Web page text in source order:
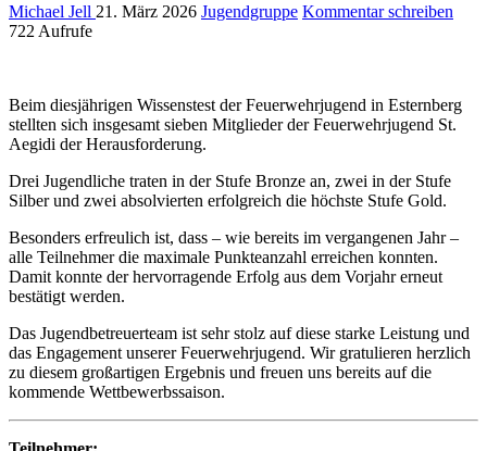
Michael Jell 21. März 2026 Jugendgruppe Kommentar schreiben
722 Aufrufe
Beim diesjährigen Wissenstest der Feuerwehrjugend in Esternberg
stellten sich insgesamt sieben Mitglieder der Feuerwehrjugend St.
Aegidi der Herausforderung.
Drei Jugendliche traten in der Stufe Bronze an, zwei in der Stufe
Silber und zwei absolvierten erfolgreich die höchste Stufe Gold.
Besonders erfreulich ist, dass – wie bereits im vergangenen Jahr –
alle Teilnehmer die maximale Punkteanzahl erreichen konnten.
Damit konnte der hervorragende Erfolg aus dem Vorjahr erneut
bestätigt werden.
Das Jugendbetreuerteam ist sehr stolz auf diese starke Leistung und
das Engagement unserer Feuerwehrjugend. Wir gratulieren herzlich
zu diesem großartigen Ergebnis und freuen uns bereits auf die
kommende Wettbewerbssaison.